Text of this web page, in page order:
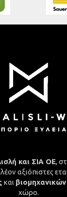
και ΣΙΑ ΟΕ,
αξιόπιστες
και
χώρο.